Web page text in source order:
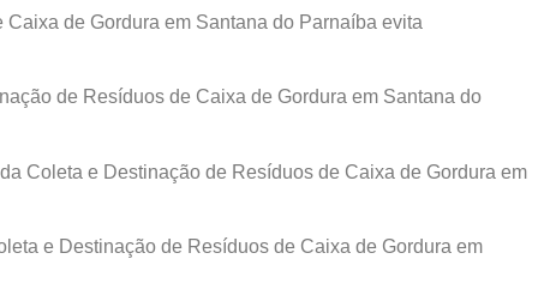
de Gordura em Santana do Parnaíba evita
de Resíduos de Caixa de Gordura em Santana do
Coleta e Destinação de Resíduos de Caixa de Gordura em
e Destinação de Resíduos de Caixa de Gordura em